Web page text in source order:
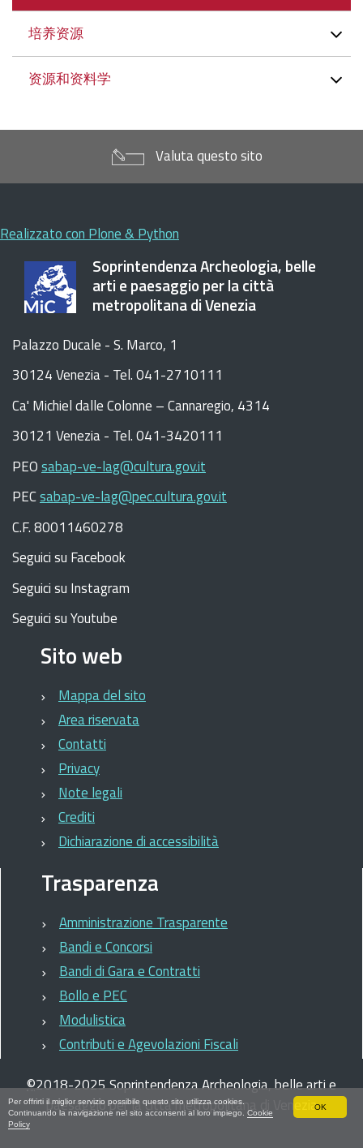
Per offrirti il miglior servizio possibile questo sito utilizza cookies.
Continuando la navigazione nel sito acconsenti al loro impiego. Cookie
Policy
OK
培养资源
资源和资料学
Valuta questo sito
Realizzato con Plone & Python
Soprintendenza Archeologia, belle
arti e paesaggio per la città
metropolitana di Venezia
Palazzo Ducale - S. Marco, 1
30124 Venezia - Tel. 041-2710111
Ca' Michiel dalle Colonne – Cannaregio, 4314
30121 Venezia - Tel. 041-3420111
PEOsabap-ve-lag@cultura.gov.it
PECsabap-ve-lag@pec.cultura.gov.it
C.F. 80011460278
Seguici su Facebook
Seguici su Instagram
Seguici su Youtube
Sito web
Mappa del sito
Area riservata
Contatti
Privacy
Note legali
Crediti
Dichiarazione di accessibilità
Trasparenza
Amministrazione Trasparente
Bandi e Concorsi
Bandi di Gara e Contratti
Bollo e PEC
Modulistica
Contributi e Agevolazioni Fiscali
©2018-2025Soprintendenza Archeologia, belle arti e
paesaggio per la città metropolitana di Venezia